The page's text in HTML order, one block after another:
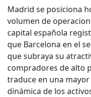
Madrid se posiciona
volumen de
capital española
que Barcelona en el
que subraya su
compradores de alto
traduce en una
dinámica de los